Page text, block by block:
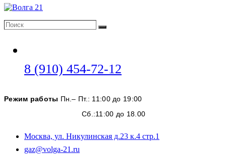
Поиск
Поиск
8 (910) 454-72-12
вашем
приложении
Режим работы Пн.– Пт.: 11:00 до 19:00
Сб.:11:00 до 18.00
Москва, ул. Никулинская д.23 к.4 стр.1
gaz@volga-21.ru